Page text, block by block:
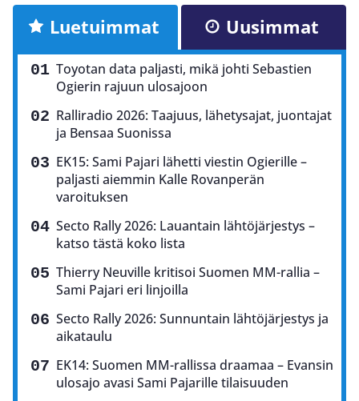
Luetuimmat
Uusimmat
Toyotan data paljasti, mikä johti Sebastien
Ogierin rajuun ulosajoon
Ralliradio 2026: Taajuus, lähetysajat, juontajat
ja Bensaa Suonissa
EK15: Sami Pajari lähetti viestin Ogierille –
paljasti aiemmin Kalle Rovanperän
varoituksen
Secto Rally 2026: Lauantain lähtöjärjestys –
katso tästä koko lista
Thierry Neuville kritisoi Suomen MM-rallia –
Sami Pajari eri linjoilla
Secto Rally 2026: Sunnuntain lähtöjärjestys ja
aikataulu
EK14: Suomen MM-rallissa draamaa – Evansin
ulosajo avasi Sami Pajarille tilaisuuden